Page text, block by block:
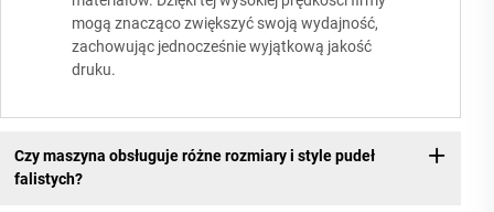
mogą znacząco zwiększyć swoją wydajność,
zachowując jednocześnie wyjątkową jakość
druku.
Czy maszyna obsługuje różne rozmiary i style pudeł
falistych?